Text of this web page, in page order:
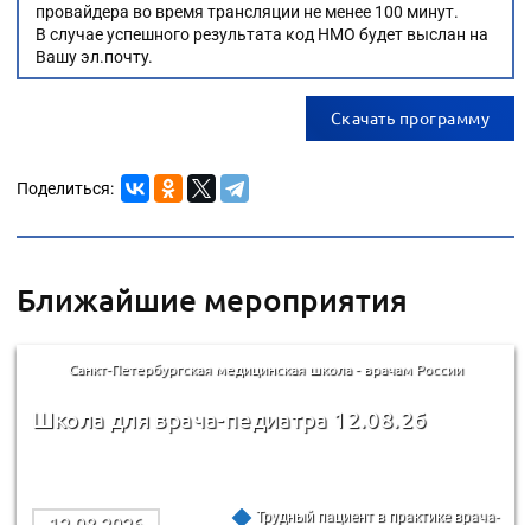
провайдера во время трансляции не менее 100 минут.
В случае успешного результата код НМО будет выслан на
Вашу эл.почту.
Скачать программу
Поделиться:
Ближайшие мероприятия
Санкт-Петербургская медицинская школа - врачам России
Школа для врача-педиатра 12.08.26
Трудный пациент в практике врача-